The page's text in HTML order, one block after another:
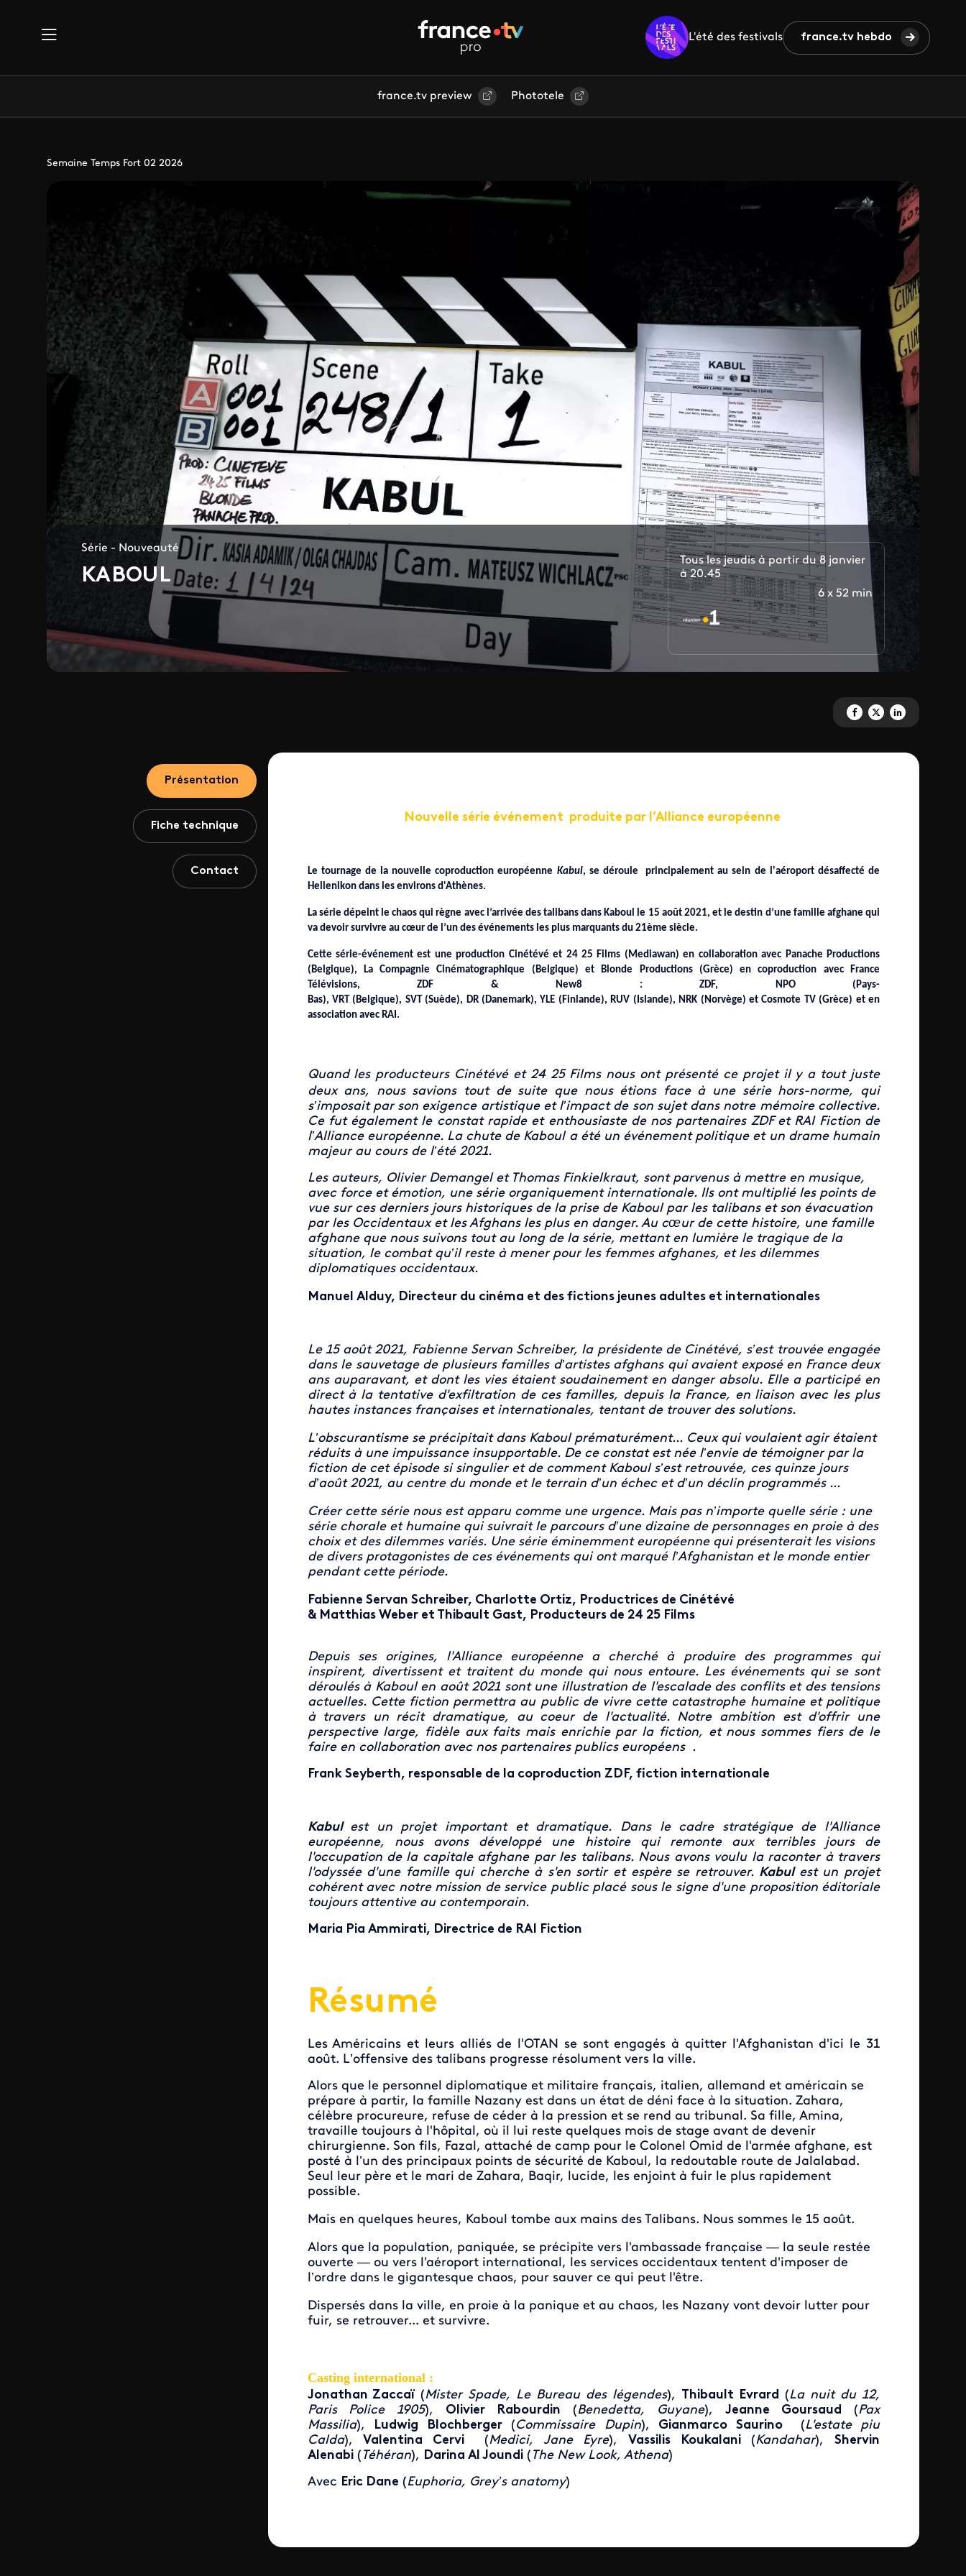
L'été des festivals france.tv hebdo
france.tv preview Phototele
Semaine Temps Fort 02 2026
Série - Nouveauté
KABOUL
Tous les jeudis à partir du 8 janvier
à 20.45
6 x 52 min
Partagez 'KABOUL' sur
Partagez 'KABOUL' sur X
Partagez 'KABOUL'
Présentation
Fiche technique
Contact
Nouvelle série événement produite par l’Alliance européenne
Le tournage de la nouvelle coproduction européenne Kabul, se déroule principalement au sein de l'aéroport désaffecté de
Hellenikon dans les environs d'Athènes.
La série dépeint le chaos qui règne avec l’arrivée des talibans dans Kaboul le 15 août 2021, et le destin d’une famille afghane qui
va devoir survivre au cœur de l’un des événements les plus marquants du 21ème siècle.
Cette série-événement est une production Cinétévé et 24 25 Films (Mediawan) en collaboration avec Panache Productions
(Belgique), La Compagnie Cinématographique (Belgique) et Blonde Productions (Grèce) en coproduction avec France
Télévisions, ZDF & New8 : ZDF, NPO (Pays-
Bas), VRT (Belgique), SVT (Suède), DR (Danemark), YLE (Finlande), RUV (Islande), NRK (Norvège) et Cosmote TV (Grèce) et en
association avec RAI.
Quand les producteurs Cinétévé et 24 25 Films nous ont présenté ce projet il y a tout juste
deux ans, nous savions tout de suite que nous étions face à une série hors-norme, qui
s’imposait par son exigence artistique et l’impact de son sujet dans notre mémoire collective.
Ce fut également le constat rapide et enthousiaste de nos partenaires ZDF et RAI Fiction de
l’Alliance européenne. La chute de Kaboul a été un événement politique et un drame humain
majeur au cours de l’été 2021.
Les auteurs, Olivier Demangel et Thomas Finkielkraut, sont parvenus à mettre en musique,
avec force et émotion, une série organiquement internationale. Ils ont multiplié les points de
vue sur ces derniers jours historiques de la prise de Kaboul par les talibans et son évacuation
par les Occidentaux et les Afghans les plus en danger. Au cœur de cette histoire, une famille
afghane que nous suivons tout au long de la série, mettant en lumière le tragique de la
situation, le combat qu’il reste à mener pour les femmes afghanes, et les dilemmes
diplomatiques occidentaux.
Manuel Alduy, Directeur du cinéma et des fictions jeunes adultes et internationales
Le 15 août 2021, Fabienne Servan Schreiber, la présidente de Cinétévé, s’est trouvée engagée
dans le sauvetage de plusieurs familles d’artistes afghans qui avaient exposé en France deux
ans auparavant, et dont les vies étaient soudainement en danger absolu. Elle a participé en
direct à la tentative d'exfiltration de ces familles, depuis la France, en liaison avec les plus
hautes instances françaises et internationales, tentant de trouver des solutions.
L’obscurantisme se précipitait dans Kaboul prématurément... Ceux qui voulaient agir étaient
réduits à une impuissance insupportable. De ce constat est née l’envie de témoigner par la
fiction de cet épisode si singulier et de comment Kaboul s’est retrouvée, ces quinze jours
d’août 2021, au centre du monde et le terrain d’un échec et d’un déclin programmés ...
Créer cette série nous est apparu comme une urgence. Mais pas n’importe quelle série : une
série chorale et humaine qui suivrait le parcours d’une dizaine de personnages en proie à des
choix et des dilemmes variés. Une série éminemment européenne qui présenterait les visions
de divers protagonistes de ces événements qui ont marqué l’Afghanistan et le monde entier
pendant cette période.
Fabienne Servan Schreiber, Charlotte Ortiz, Productrices de Cinétévé
& Matthias Weber et Thibault Gast, Producteurs de 24 25 Films
Depuis ses origines, l'Alliance européenne a cherché à produire des programmes qui
inspirent, divertissent et traitent du monde qui nous entoure. Les événements qui se sont
déroulés à Kaboul en août 2021 sont une illustration de l'escalade des conflits et des tensions
actuelles. Cette fiction permettra au public de vivre cette catastrophe humaine et politique
à travers un récit dramatique, au coeur de l'actualité. Notre ambition est d'offrir une
perspective large, fidèle aux faits mais enrichie par la fiction, et nous sommes fiers de le
faire en collaboration avec nos partenaires publics européens .
Frank Seyberth, responsable de la coproduction ZDF, fiction internationale
Kabul est un projet important et dramatique. Dans le cadre stratégique de l'Alliance
européenne, nous avons développé une histoire qui remonte aux terribles jours de
l'occupation de la capitale afghane par les talibans. Nous avons voulu la raconter à travers
l'odyssée d'une famille qui cherche à s'en sortir et espère se retrouver. Kabul est un projet
cohérent avec notre mission de service public placé sous le signe d'une proposition éditoriale
toujours attentive au contemporain.
Maria Pia Ammirati, Directrice de RAI Fiction
Résumé
Les Américains et leurs alliés de l'OTAN se sont engagés à quitter l'Afghanistan d'ici le 31
août. L’offensive des talibans progresse résolument vers la ville.
Alors que le personnel diplomatique et militaire français, italien, allemand et américain se
prépare à partir, la famille Nazany est dans un état de déni face à la situation. Zahara,
célèbre procureure, refuse de céder à la pression et se rend au tribunal. Sa fille, Amina,
travaille toujours à l'hôpital, où il lui reste quelques mois de stage avant de devenir
chirurgienne. Son fils, Fazal, attaché de camp pour le Colonel Omid de l'armée afghane, est
posté à l’un des principaux points de sécurité de Kaboul, la redoutable route de Jalalabad.
Seul leur père et le mari de Zahara, Baqir, lucide, les enjoint à fuir le plus rapidement
possible.
Mais en quelques heures, Kaboul tombe aux mains des Talibans. Nous sommes le 15 août.
Alors que la population, paniquée, se précipite vers l'ambassade française — la seule restée
ouverte — ou vers l'aéroport international, les services occidentaux tentent d'imposer de
l’ordre dans le gigantesque chaos, pour sauver ce qui peut l'être.
Dispersés dans la ville, en proie à la panique et au chaos, les Nazany vont devoir lutter pour
fuir, se retrouver... et survivre.
Casting international :
Jonathan Zaccaï(Mister Spade, Le Bureau des légendes), Thibault Evrard (La nuit du 12,
Paris Police 1905), Olivier Rabourdin (Benedetta, Guyane),Jeanne Goursaud (Pax
Massilia), Ludwig Blochberger(Commissaire Dupin), Gianmarco Saurino(L'estate piu
Calda),Valentina Cervi (Medici, Jane Eyre),Vassilis Koukalani(Kandahar),Shervin
Alenabi( Téhéran), Darina Al Joundi( The New Look, Athena)
Avec Eric Dane (Euphoria, Grey’s anatomy)